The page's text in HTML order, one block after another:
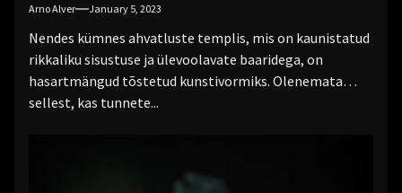
Arno Alver January 5, 2023
Nendes kümnes ahvatluste templis, mis on kaunistatud
rikkaliku sisustuse ja ülevoolavate baaridega, on
hasartmängud tõstetud kunstivormiks. Olenemata
sellest, kas tunnete...